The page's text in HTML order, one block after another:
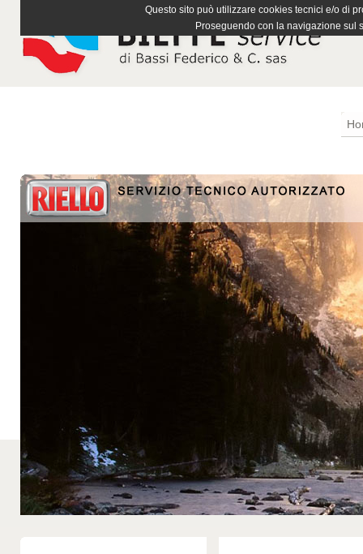
Questo sito può utilizzare cookies tecnici e/o di
Proseguendo con la navigazione sul